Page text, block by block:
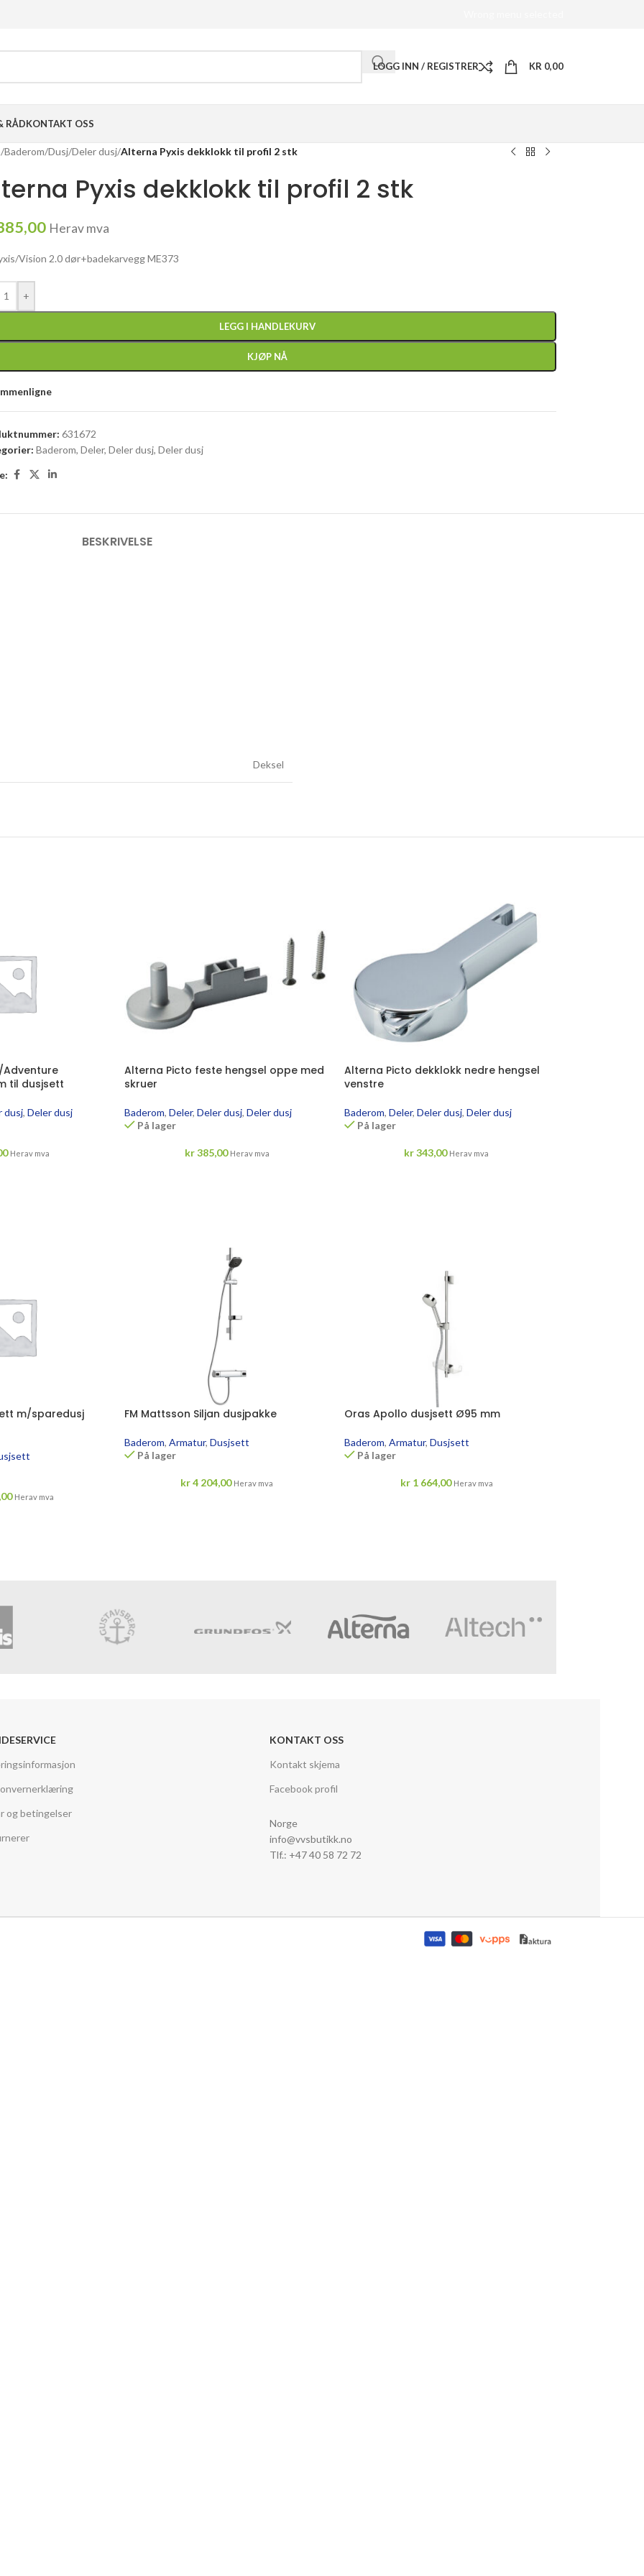
LOGG INN / REGISTRER KR 0,00
RÅDKONTAKT OSS
/Baderom/Dusj/Deler dusj/Alterna Pyxis dekklokk til profil 2 stk
Pyxis dekklokk til profil 2 stk
Herav mva
Vision 2.0 dør+badekarvegg ME373
+
LEGG I HANDLEKURV
KJØP NÅ
631672
Baderom, Deler, Deler dusj, Deler dusj
BESKRIVELSE
Deksel
til dusjsett
dusj, Deler dusj
Herav mva
Alterna Picto feste hengsel oppe med
skruer
Baderom, Deler, Deler dusj, Deler dusj
På lager
kr385,00 Herav mva
Alterna Picto dekklokk nedre hengsel
venstre
Baderom, Deler, Deler dusj, Deler dusj
På lager
kr343,00 Herav mva
m/sparedusj
Herav mva
FM Mattsson Siljan dusjpakke
Baderom, Armatur, Dusjsett
På lager
kr4 204,00 Herav mva
Oras Apollo dusjsett Ø95 mm
Baderom, Armatur, Dusjsett
På lager
kr1 664,00 Herav mva
og betingelser
KONTAKT OSS
Kontakt skjema
Facebook profil
Norge
info@vvsbutikk.no
Tlf.: +47 40 58 72 72